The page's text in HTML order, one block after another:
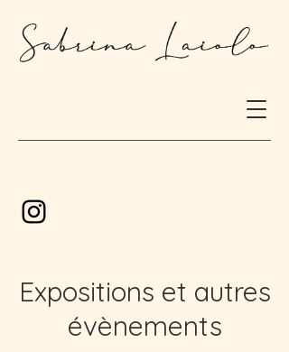
Expositions et autres
évènements